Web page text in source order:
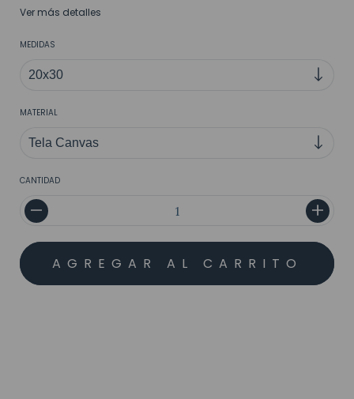
Ver más detalles
MEDIDAS
MATERIAL
CANTIDAD